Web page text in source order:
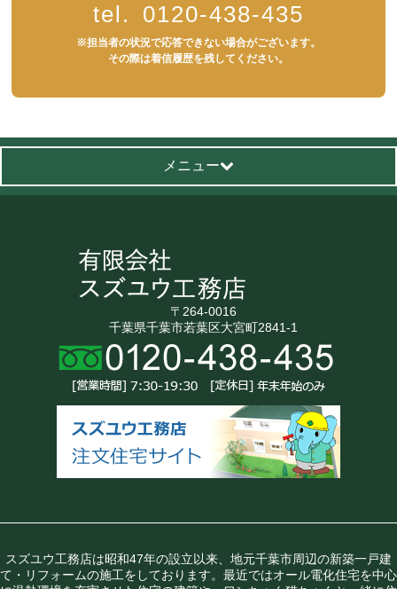
tel. 0120-438-435
※担当者の状況で応答できない場合がございます。
その際は着信履歴を残してください。
メニュー
〒264-0016
千葉県千葉市若葉区大宮町2841-1
スズユウ工務店は昭和47年の設立以来、地元千葉市周辺の新築一戸建
て・リフォームの施工をしております。最近ではオール電化住宅を中心